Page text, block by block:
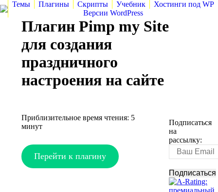
Темы Плагины Скрипты Учебник
Хостинги под WP
Версии WordPress
Плагин Pimp my Site
для создания
праздничного
настроения на сайте
Приблизительное время чтения: 5
минут
Перейти к плагину
Подписаться
на
рассылку: